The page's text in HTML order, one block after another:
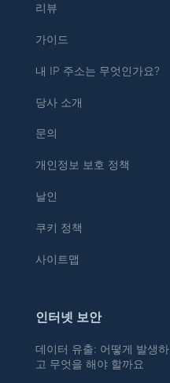
리뷰
가이드
내 IP 주소는 무엇인가요?
당사 소개
문의
개인정보 보호 정책
날인
쿠키 정책
사이트맵
인터넷 보안
데이터 유출: 어떻게 발생하
고 무엇을 해야 할까요